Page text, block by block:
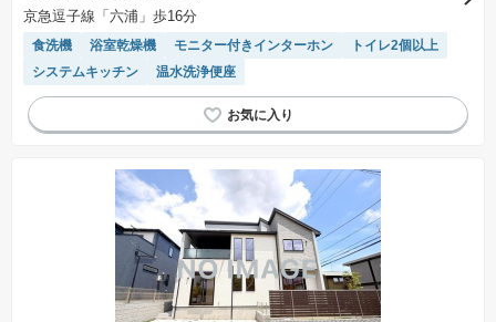
京急逗子線「六浦」歩16分
食洗機 浴室乾燥機 モニター付きインターホン
トイレ2個以上
システムキッチン
温水洗浄便座